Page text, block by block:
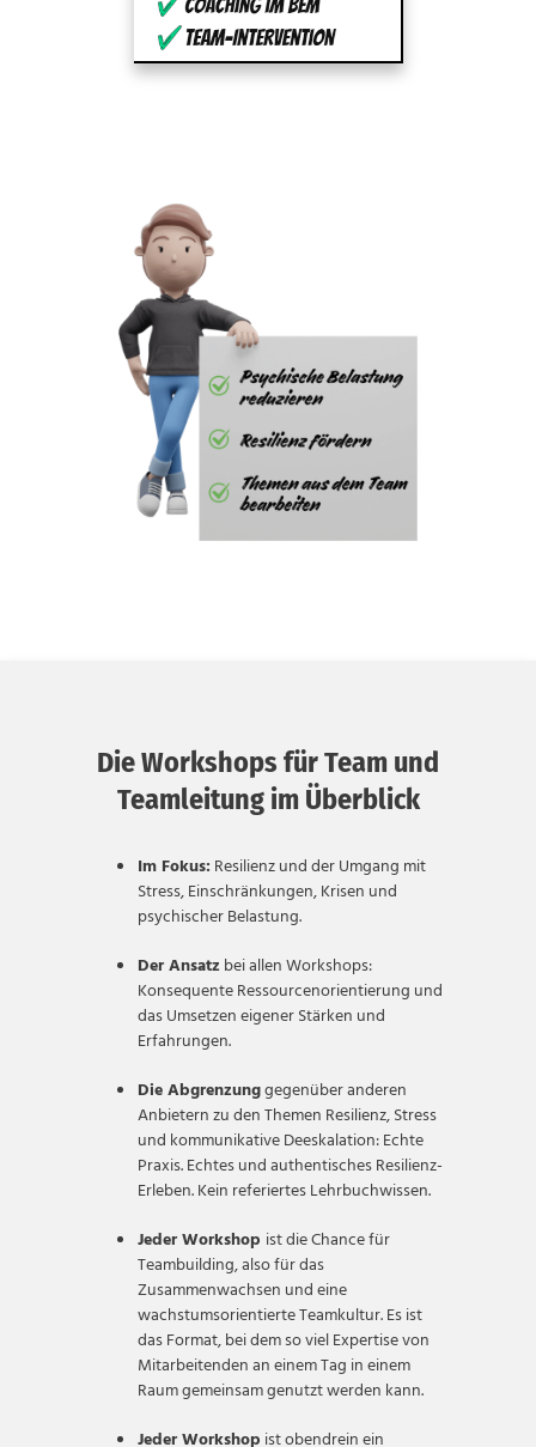
Die Workshops für Team und
Teamleitung im Überblick
Im Fokus:Resilienz und der Umgang mit
Stress, Einschränkungen, Krisen und
psychischer Belastung.
Der Ansatzbei allen Workshops:
Konsequente Ressourcenorientierung und
das Umsetzen eigener Stärken und
Erfahrungen.
Die Abgrenzunggegenüber anderen
Anbietern zu den Themen Resilienz, Stress
und kommunikative Deeskalation: Echte
Praxis. Echtes und authentisches Resilienz-
Erleben. Kein referiertes Lehrbuchwissen.
Jeder Workshop ist die Chance für
Teambuilding, also für das
Zusammenwachsen und eine
wachstumsorientierte Teamkultur. Es ist
das Format, bei dem so viel Expertise von
Mitarbeitenden an einem Tag in einem
Raum gemeinsam genutzt werden kann.